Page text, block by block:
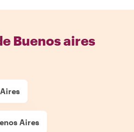
Buenos aires
Aires